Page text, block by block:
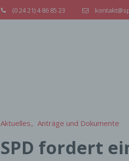
(0 24 21) 4 86 85 23
Aktuelles Anträge und Dokumente
SPD fordert